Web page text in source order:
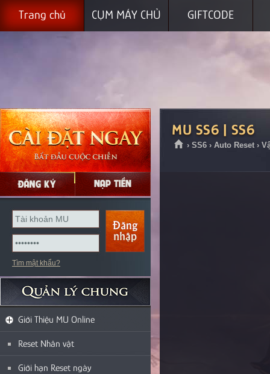
Trang chủ CỤM MÁY CHỦ GIFTCODE
Tìm mật khẩu?
Giới Thiệu MU Online
Reset Nhân vật
Giới hạn Reset ngày
MU SS6 | SS6
› SS6 › Auto Reset ›